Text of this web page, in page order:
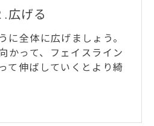
.広げる
に全体に広げましょう。
かって、フェイスライン
て伸ばしていくとより綺